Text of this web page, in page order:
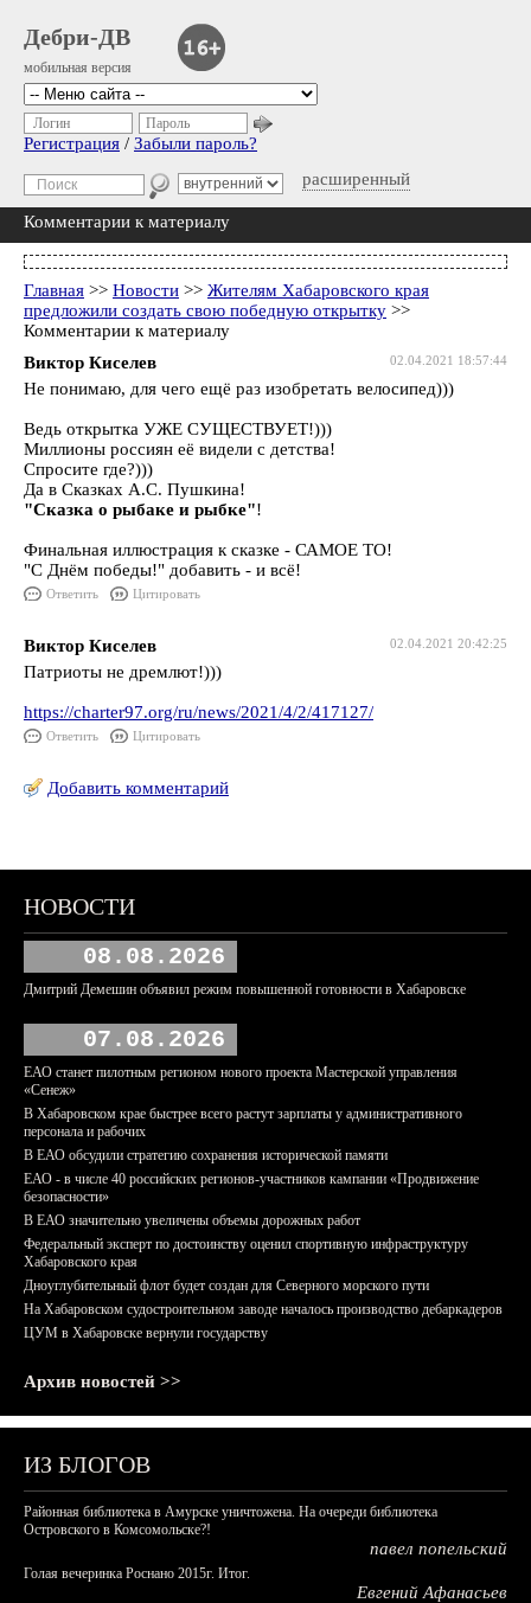
Дебри-ДВ
мобильная версия
расширенный
Логин Пароль
Регистрация / Забыли пароль?
Комментарии к материалу
Главная >> Новости >> Жителям Хабаровского края
предложили создать свою победную открытку >>
Комментарии к материалу
02.04.2021 18:57:44
Виктор Киселев
Не понимаю, для чего ещё раз изобретать велосипед)))
Ведь открытка УЖЕ СУЩЕСТВУЕТ!)))
Миллионы россиян её видели с детства!
Спросите где?)))
Да в Сказках А.С. Пушкина!
"Сказка о рыбаке и рыбке"!
Финальная иллюстрация к сказке - САМОЕ ТО!
"С Днём победы!" добавить - и всё!
Ответить Цитировать
02.04.2021 20:42:25
Виктор Киселев
Патриоты не дремлют!)))
https://charter97.org/ru/news/2021/4/2/417127/
Ответить Цитировать
Добавить комментарий
НОВОСТИ
08.08.2026
Дмитрий Демешин объявил режим повышенной готовности в Хабаровске
07.08.2026
ЕАО станет пилотным регионом нового проекта Мастерской управления
«Сенеж»
В Хабаровском крае быстрее всего растут зарплаты у административного
персонала и рабочих
В ЕАО обсудили стратегию сохранения исторической памяти
ЕАО - в числе 40 российских регионов-участников кампании «Продвижение
безопасности»
В ЕАО значительно увеличены объемы дорожных работ
Федеральный эксперт по достоинству оценил спортивную инфраструктуру
Хабаровского края
Дноуглубительный флот будет создан для Северного морского пути
На Хабаровском судостроительном заводе началось производство дебаркадеров
ЦУМ в Хабаровске вернули государству
Архив новостей >>
ИЗ БЛОГОВ
Районная библиотека в Амурске уничтожена. На очереди библиотека
Островского в Комсомольске?!
павел попельский
Голая вечеринка Роснано 2015г. Итог.
Евгений Афанасьев